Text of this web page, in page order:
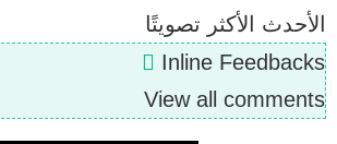
الأحدث
الأكثر تصويتًا
Inline Feedbacks
View all comments